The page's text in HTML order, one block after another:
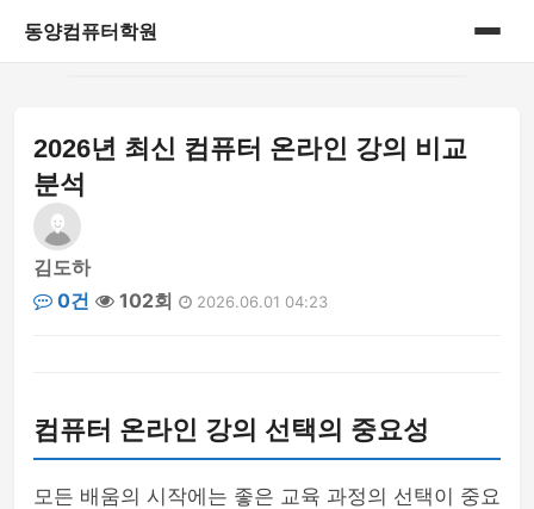
동양컴퓨터학원
게시판
2026년 최신 컴퓨터 온라인 강의 비교
분석
김도하
0건
102회 2026.06.01 04:23
컴퓨터 온라인 강의 선택의 중요성
모든 배움의 시작에는 좋은 교육 과정의 선택이 중요